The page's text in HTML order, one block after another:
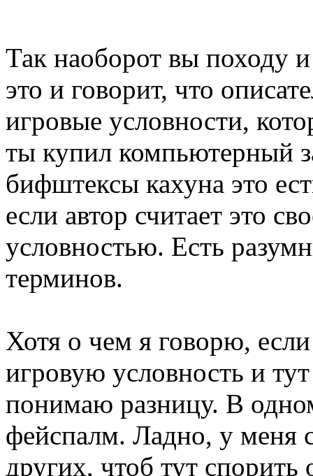
Так наоборот вы походу
это и говорит, что
игровые условности,
ты купил компьютерный
бифштексы кахуна это
если автор считает это
условностью. Есть
терминов.
Хотя о чем я говорю,
игровую условность и
понимаю разницу. В
фейспалм. Ладно, у меня
других, чтоб тут